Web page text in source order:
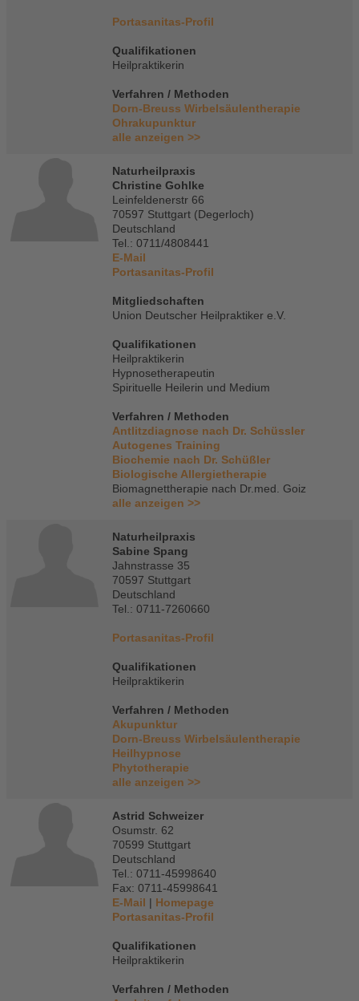
Portasanitas-Profil
Qualifikationen
Heilpraktikerin
Verfahren / Methoden
Dorn-Breuss Wirbelsäulentherapie
Ohrakupunktur
alle anzeigen >>
Naturheilpraxis
Christine Gohlke
Leinfeldenerstr 66
70597 Stuttgart (Degerloch)
Deutschland
Tel.: 0711/4808441
E-Mail
Portasanitas-Profil
Mitgliedschaften
Union Deutscher Heilpraktiker e.V.
Qualifikationen
Heilpraktikerin
Hypnosetherapeutin
Spirituelle Heilerin und Medium
Verfahren / Methoden
Antlitzdiagnose nach Dr. Schüssler
Autogenes Training
Biochemie nach Dr. Schüßler
Biologische Allergietherapie
Biomagnettherapie nach Dr.med. Goiz
alle anzeigen >>
Naturheilpraxis
Sabine Spang
Jahnstrasse 35
70597 Stuttgart
Deutschland
Tel.: 0711-7260660
Portasanitas-Profil
Qualifikationen
Heilpraktikerin
Verfahren / Methoden
Akupunktur
Dorn-Breuss Wirbelsäulentherapie
Heilhypnose
Phytotherapie
alle anzeigen >>
Astrid Schweizer
Osumstr. 62
70599 Stuttgart
Deutschland
Tel.: 0711-45998640
Fax: 0711-45998641
E-Mail | Homepage
Portasanitas-Profil
Qualifikationen
Heilpraktikerin
Verfahren / Methoden